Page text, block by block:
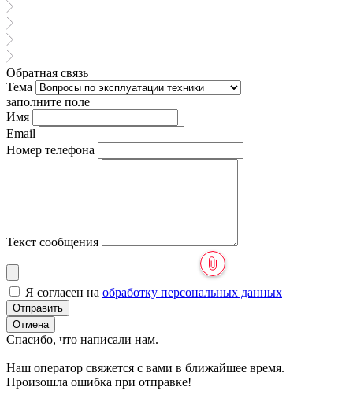
Обратная связь
Тема
заполните поле
Имя
Email
Номер телефона
Текст сообщения
Я согласен на обработку персональных данных
Отправить
Отмена
Спасибо, что написали нам.
Наш оператор свяжется с вами в ближайшее время.
Произошла ошибка при отправке!